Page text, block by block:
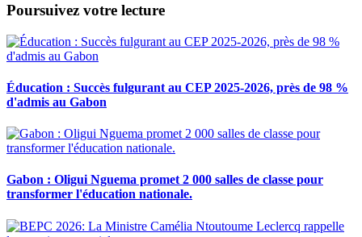
Poursuivez votre lecture
Éducation : Succès fulgurant au CEP 2025-2026, près de 98 %
d'admis au Gabon
Gabon : Oligui Nguema promet 2 000 salles de classe pour
transformer l'éducation nationale.